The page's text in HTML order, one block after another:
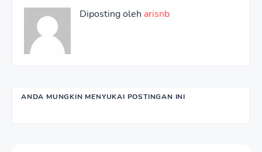
Diposting oleh arisnb
ANDA MUNGKIN MENYUKAI POSTINGAN INI